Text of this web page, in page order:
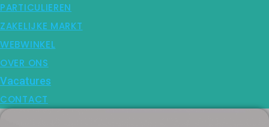
PARTICULIEREN
ZAKELIJKE MARKT
WEBWINKEL
OVER ONS
Vacatures
CONTACT